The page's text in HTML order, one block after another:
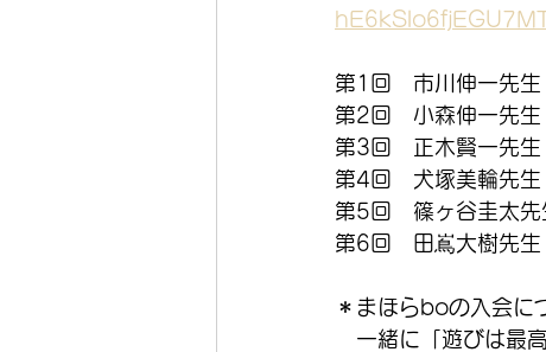
第1回　市川伸一先生
第2回　小森伸一先生
第3回　正木賢一先生
第4回　犬塚美輪先生
第5回　篠ヶ谷圭太先
第6回　田嶌大樹先生
＊まほらboの入会に
一緒に「遊びは最